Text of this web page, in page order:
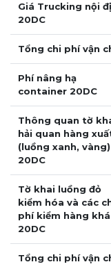
Giá Trucking nội
20DC
Tổng chi phí vận
Phí nâng hạ
container 20DC
Thông quan tờ
hải quan hàng
(luồng xanh, vàng)
20DC
Tờ khai luồng đỏ
kiểm hóa và các
phí kiểm hàng
20DC
Tổng chi phí vận